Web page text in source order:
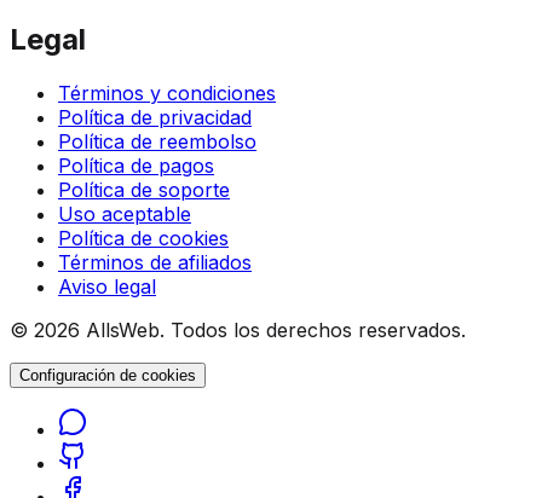
Legal
Términos y condiciones
Política de privacidad
Política de reembolso
Política de pagos
Política de soporte
Uso aceptable
Política de cookies
Términos de afiliados
Aviso legal
© 2026 AllsWeb. Todos los derechos reservados.
Configuración de cookies